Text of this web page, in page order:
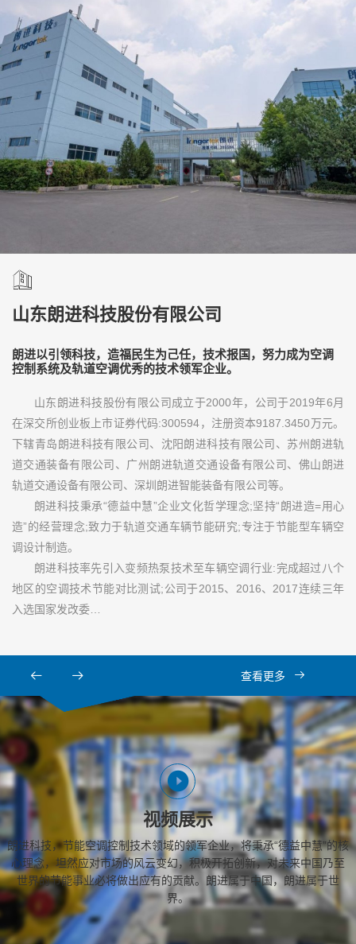
山东朗进科技股份有限公司
朗进以引领科技，造福民生为己任，技术报国，努力成为空调
控制系统及轨道空调优秀的技术领军企业。
山东朗进科技股份有限公司成立于2000年，公司于2019年6月
在深交所创业板上市证券代码:300594，注册资本9187.3450万元。
下辖青岛朗进科技有限公司、沈阳朗进科技有限公司、苏州朗进轨
道交通装备有限公司、广州朗进轨道交通设备有限公司、佛山朗进
轨道交通设备有限公司、深圳朗进智能装备有限公司等。
朗进科技秉承“德益中慧”企业文化哲学理念;坚持“朗进造=用心
造”的经营理念;致力于轨道交通车辆节能研究;专注于节能型车辆空
调设计制造。
朗进科技率先引入变频热泵技术至车辆空调行业:完成超过八个
地区的空调技术节能对比测试;公司于2015、2016、2017连续三年
入选国家发改委…
查看更多
视频展示
朗进科技，节能空调控制技术领域的领军企业，将秉承“德益中慧”的核
心理念，坦然应对市场的风云变幻，积极开拓创新，对未来中国乃至
世界的节能事业必将做出应有的贡献。朗进属于中国，朗进属于世
界。